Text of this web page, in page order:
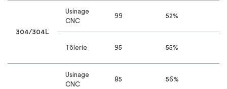
304/304L
Usinage
CNC
99 52%
Tôlerie 95 55%
Usinage
CNC
85 56%